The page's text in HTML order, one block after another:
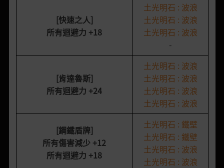
[快速之人]
所有迴避力 +18
土光明石 : 波浪
土光明石 : 波浪
土光明石 : 波浪
-
[肯達魯斯]
所有迴避力 +24
土光明石 : 波浪
土光明石 : 波浪
土光明石 : 波浪
土光明石 : 波浪
[鋼鐵盾牌]
所有傷害減少 +12
所有迴避力 +18
土光明石 : 鐵壁
土光明石 : 鐵壁
土光明石 : 波浪
土光明石 : 波浪